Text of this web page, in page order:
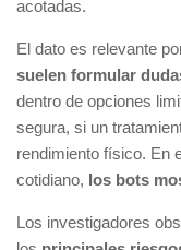
acotadas.
El dato es relevante
suelen formular
dentro de opciones
segura, si un
rendimiento físico. En
cotidiano, los bots
Los investigadores